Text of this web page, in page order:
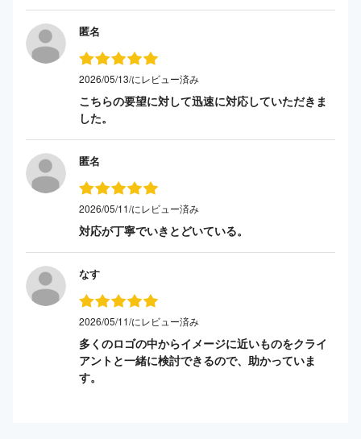
匿名
2026/05/13/にレビュー済み
こちらの要望に対して迅速に対応していただきま
した。
匿名
2026/05/11/にレビュー済み
対応が丁寧でいきとどいている。
なす
2026/05/11/にレビュー済み
多くのロゴの中からイメージに近いものをクライ
アントと一緒に検討できるので、助かっていま
す。